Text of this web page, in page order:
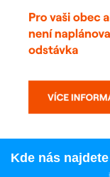
Kde nás najdete